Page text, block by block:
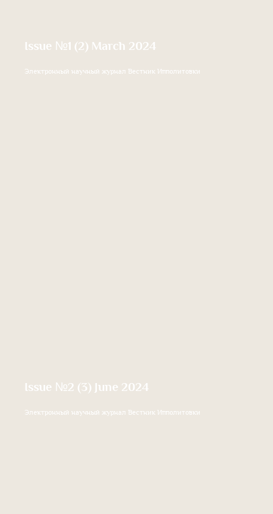
Issue №1 (2) March 2024
Электронный научный журнал Вестник Ипполитовки
Issue №2 (3) June 2024
Электронный научный журнал Вестник Ипполитовки